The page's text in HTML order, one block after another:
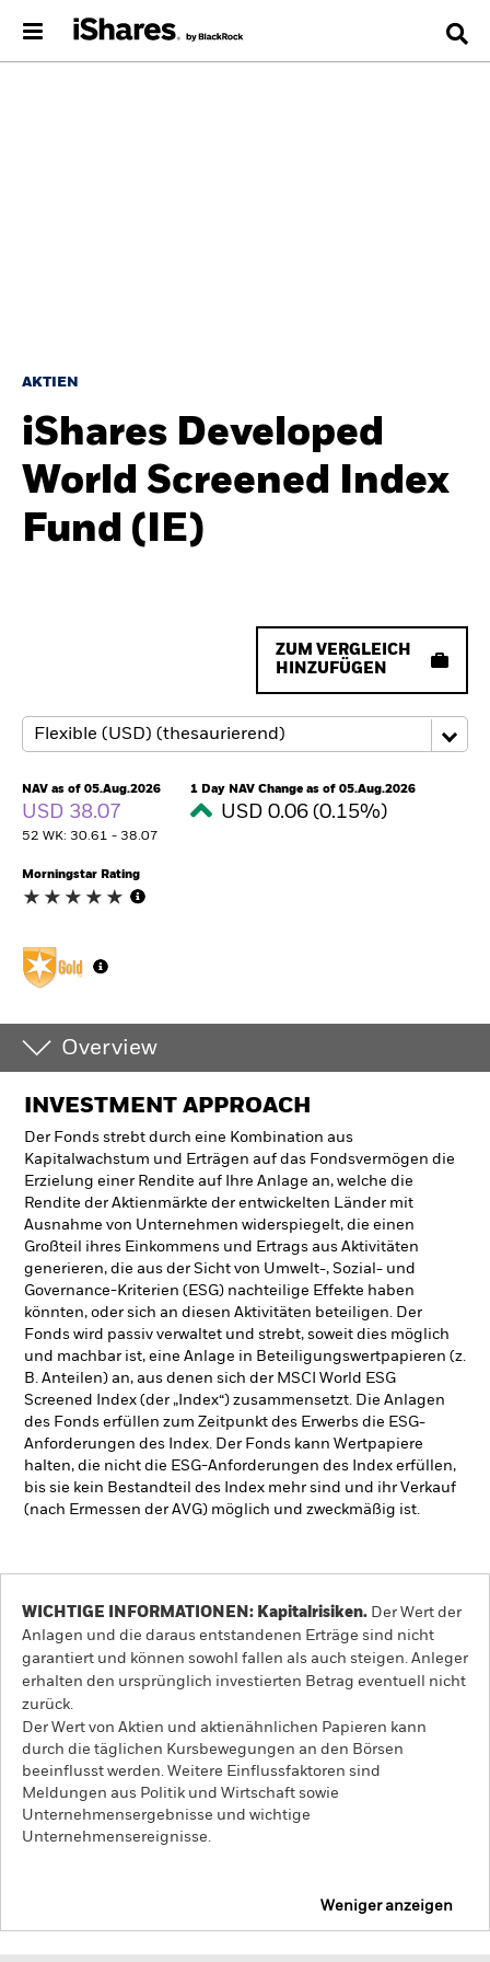
AKTIEN
iShares Developed
World Screened Index
Fund (IE)
ZUM VERGLEICH
HINZUFÜGEN
NAV as of 05.Aug.2026
USD 38.07
52 WK: 30.61 - 38.07
1 Day NAV Change as of 05.Aug.2026
USD 0.06 (0.15%)
Morningstar Rating
Overview
INVESTMENT APPROACH
Der Fonds strebt durch eine Kombination aus
Kapitalwachstum und Erträgen auf das Fondsvermögen die
Erzielung einer Rendite auf Ihre Anlage an, welche die
Rendite der Aktienmärkte der entwickelten Länder mit
Ausnahme von Unternehmen widerspiegelt, die einen
Großteil ihres Einkommens und Ertrags aus Aktivitäten
generieren, die aus der Sicht von Umwelt-, Sozial- und
Governance-Kriterien (ESG) nachteilige Effekte haben
könnten, oder sich an diesen Aktivitäten beteiligen. Der
Fonds wird passiv verwaltet und strebt, soweit dies möglich
und machbar ist, eine Anlage in Beteiligungswertpapieren (z.
B. Anteilen) an, aus denen sich der MSCI World ESG
Screened Index (der „Index“) zusammensetzt. Die Anlagen
des Fonds erfüllen zum Zeitpunkt des Erwerbs die ESG-
Anforderungen des Index. Der Fonds kann Wertpapiere
halten, die nicht die ESG-Anforderungen des Index erfüllen,
bis sie kein Bestandteil des Index mehr sind und ihr Verkauf
(nach Ermessen der AVG) möglich und zweckmäßig ist.
WICHTIGE INFORMATIONEN: Kapitalrisiken. Der Wert der
Anlagen und die daraus entstandenen Erträge sind nicht
garantiert und können sowohl fallen als auch steigen. Anleger
erhalten den ursprünglich investierten Betrag eventuell nicht
zurück.
Der Wert von Aktien und aktienähnlichen Papieren kann
durch die täglichen Kursbewegungen an den Börsen
beeinflusst werden. Weitere Einflussfaktoren sind
Meldungen aus Politik und Wirtschaft sowie
Unternehmensergebnisse und wichtige
Unternehmensereignisse.
Weniger anzeigen